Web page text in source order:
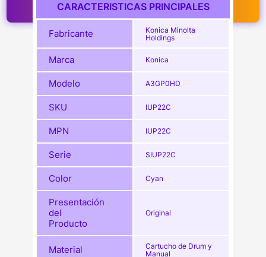
CARACTERISTICAS PRINCIPALES
Fabricante
Konica Minolta
Holdings
Marca Konica
Modelo A3GP0HD
SKU IUP22C
MPN IUP22C
Serie SIUP22C
Color Cyan
Presentación
del
Producto
Original
Material
Cartucho de Drum y
Manual